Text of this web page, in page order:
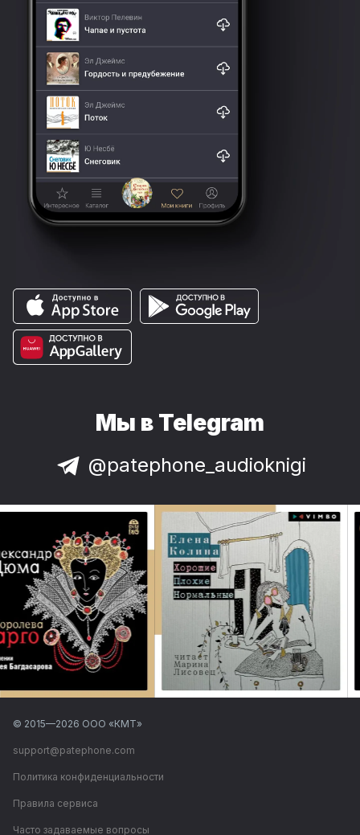
Мы в Telegram
@patephone_audioknigi
© 2015—2026 ООО «КМТ»
support@patephone.com
Политика конфиденциальности
Правила сервиса
Часто задаваемые вопросы